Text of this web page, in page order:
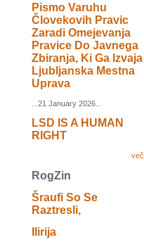
Pismo Varuhu
Človekovih Pravic
Zaradi Omejevanja
Pravice Do Javnega
Zbiranja, Ki Ga Izvaja
Ljubljanska Mestna
Uprava
...21 January 2026...
LSD IS A HUMAN
RIGHT
več
RogZin
Šraufi So Se
Raztresli,
Ilirija